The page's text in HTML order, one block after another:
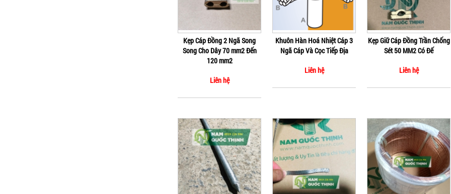
Kẹp Cáp Đồng 2 Ngã Song
Song Cho Dây 70 mm2 Đến
120 mm2
Liên hệ
Khuôn Hàn Hoá Nhiệt Cáp 3
Ngã Cáp Và Cọc Tiếp Địa
Liên hệ
Kẹp Giữ Cáp Đồng Trần Chống
Sét 50 MM2 Có Đế
Liên hệ